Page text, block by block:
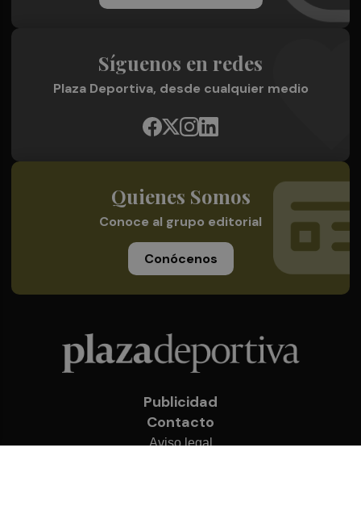
Síguenos en redes
Plaza Deportiva, desde cualquier medio
Quienes Somos
Conoce al grupo editorial
Conócenos
Publicidad
Contacto
Aviso legal